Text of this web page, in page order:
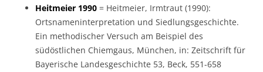
Heitmeier 1990 = Heitmeier, Irmtraut (1990):
Ortsnameninterpretation und Siedlungsgeschichte.
Ein methodischer Versuch am Beispiel des
südöstlichen Chiemgaus, München, in: Zeitschrift für
Bayerische Landesgeschichte 53, Beck, 551-658